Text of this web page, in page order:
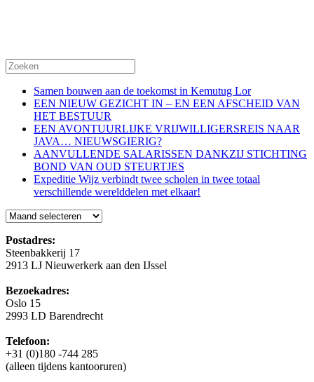
Samen bouwen aan de toekomst in Kemutug Lor
EEN NIEUW GEZICHT IN – EN EEN AFSCHEID VAN
HET BESTUUR
EEN AVONTUURLIJKE VRIJWILLIGERSREIS NAAR
JAVA… NIEUWSGIERIG?
AANVULLENDE SALARISSEN DANKZIJ STICHTING
BOND VAN OUD STEURTJES
Expeditie Wijz verbindt twee scholen in twee totaal
verschillende werelddelen met elkaar!
Blog
Postadres:
Steenbakkerij 17
2913 LJ Nieuwerkerk aan den IJssel
Bezoekadres:
Oslo 15
2993 LD Barendrecht
Telefoon:
+31 (0)180 -744 285
(alleen tijdens kantooruren)